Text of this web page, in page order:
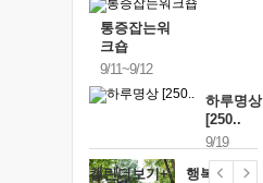
통증잡는워
크숍
9/11~9/12
하루명상
[250..
9/19
행복한가족
캘린더보기+